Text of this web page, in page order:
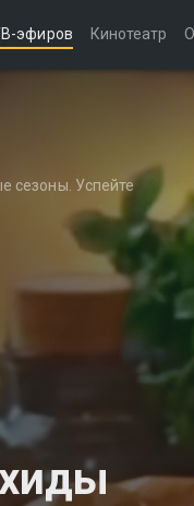
эфиров Кинотеатр
сезоны. Успейте